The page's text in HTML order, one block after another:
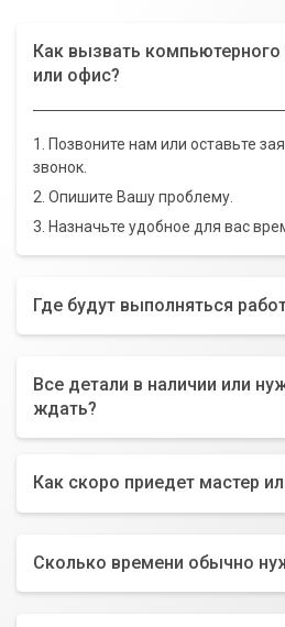
Как вызвать
или офис?
1. Позвоните нам или оставьте
звонок.
2. Опишите Вашу проблему.
3. Назначьте удобное для вас
Где будут выполняться
Все детали в наличии или
ждать?
Как скоро приедет мастер
Сколько времени обычно